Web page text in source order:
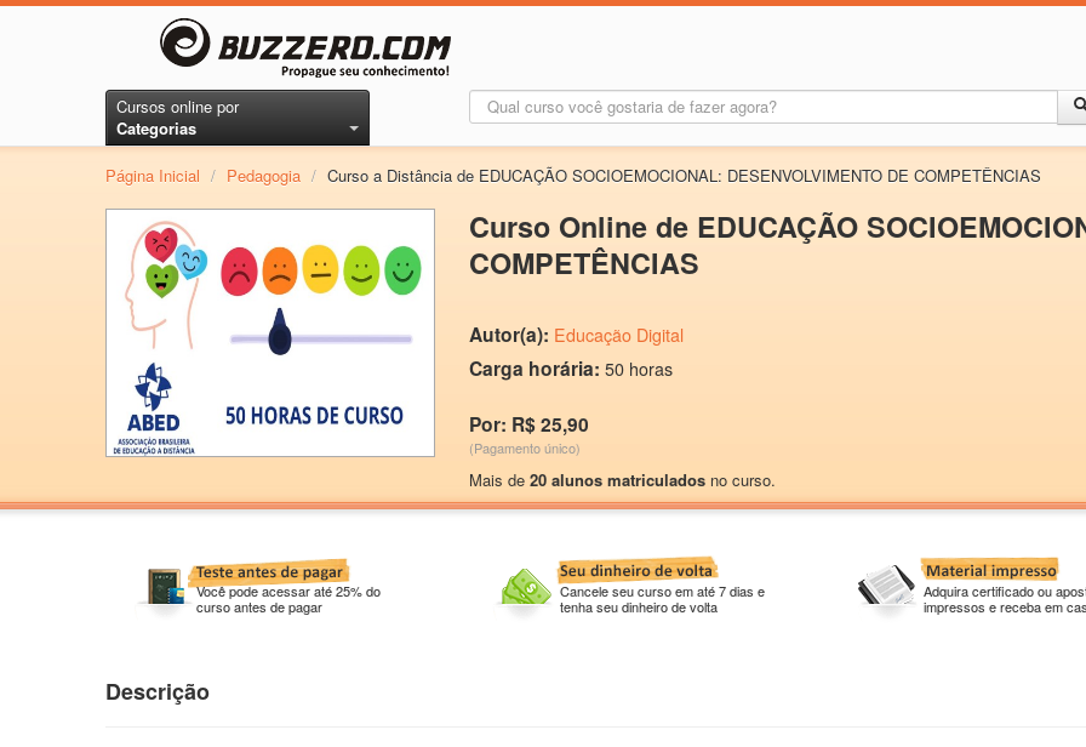
Cursos online por
Categorias
Página Inicial / Pedagogia / Curso a Distância de EDUCAÇÃO SOCIOEMOCIONAL: DESENVOLVIMENTO DE COMPETÊNCIAS
Curso Online de EDUCAÇÃO
COMPETÊNCIAS
Autor(a): Educação Digital
Carga horária: 50 horas
Por: R$ 25,90
(Pagamento único)
Mais de 20 alunos matriculados no curso.
Você pode acessar até 25% do
curso antes de pagar
Cancele seu curso em até 7 dias e
tenha seu dinheiro de volta
Adquira certificado ou
impressos e receba em
Descrição